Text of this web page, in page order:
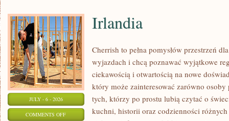
JULY - 6 - 2026
COMMENTS OFFON
Irlandia
Cherrish to pełna pomysłów przestrzeń
wyjazdach i chcą poznawać wyjątkowe
ciekawością i otwartością na nowe
który może zainteresować zarówno
tych, którzy po prostu lubią czytać o
kuchni, historii oraz codzienności